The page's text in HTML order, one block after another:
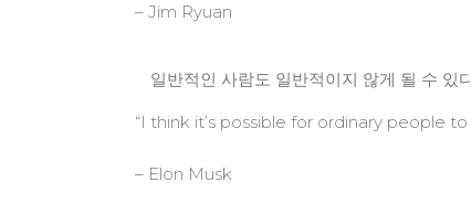
– Jim Ryuan
일반적인 사람도 일반적이지 않게 될 수 있
“I think it’s possible for ordinary people
– Elon Musk